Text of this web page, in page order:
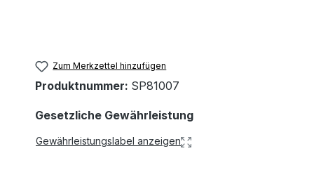
Zum Merkzettel hinzufügen
Produktnummer: SP81007
Gesetzliche Gewährleistung
Gewährleistungslabel anzeigen